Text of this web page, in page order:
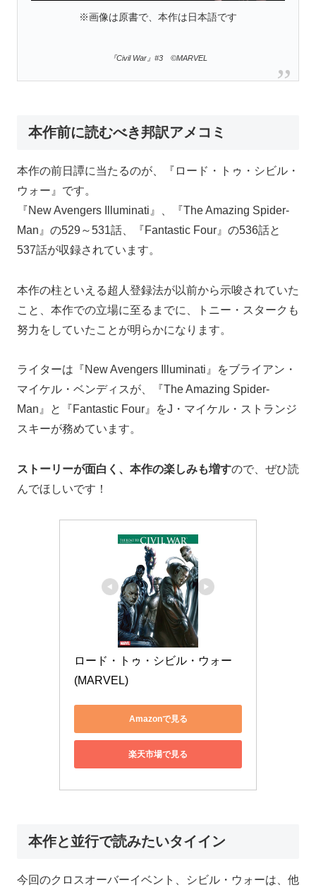
※画像は原書で、本作は日本語です
『Civil War』#3 ©MARVEL
本作前に読むべき邦訳アメコミ
本作の前日譚に当たるのが、『ロード・トゥ・シビル・
ウォー』です。
『New Avengers Illuminati』、『The Amazing Spider-
Man』の529～531話、『Fantastic Four』の536話と
537話が収録されています。
本作の柱といえる超人登録法が以前から示唆されていた
こと、本作での立場に至るまでに、トニー・スタークも
努力をしていたことが明らかになります。
ライターは『New Avengers Illuminati』をブライアン・
マイケル・ベンディスが、『The Amazing Spider-
Man』と『Fantastic Four』をJ・マイケル・ストランジ
スキーが務めています。
ストーリーが面白く、本作の楽しみも増すので、ぜひ読
んでほしいです！
ロード・トゥ・シビル・ウォー
(MARVEL)
Amazonで見る
楽天市場で見る
本作と並行で読みたいタイイン
今回のクロスオーバーイベント、シビル・ウォーは、他